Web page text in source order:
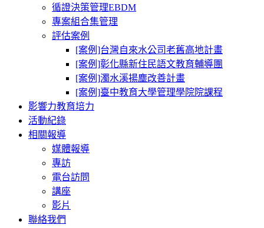
循證決策管理EBDM
專案組合集管理
評估案例
[案例]台灣自來水公司老舊高地計畫
[案例]彰化縣新住民語文教育輔導團
[案例]濁水溪揚塵改善計畫
[案例]臺中教育大學管理學院院課程
影響力教育培力
活動紀錄
相關報導
媒體報導
專訪
電台訪問
講座
影片
聯絡我們